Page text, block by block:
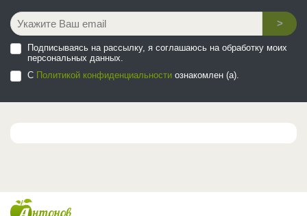
>
Подписываясь на рассылку, я соглашаюсь на обработку моих
персональных данных.
С Политикой конфиденциальности ознакомлен (а).